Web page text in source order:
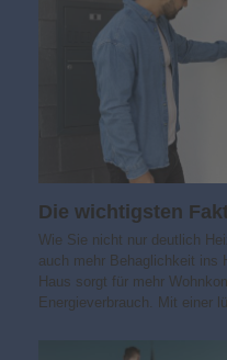
Die wichtigsten
Wie Sie nicht nur deutlich
auch mehr Behaglichkeit ins
Haus sorgt für mehr
Energieverbrauch. Mit einer